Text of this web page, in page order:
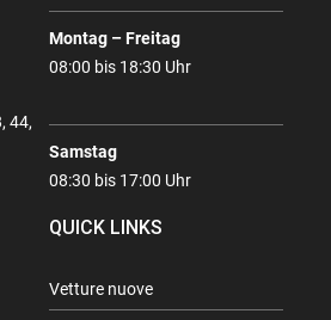
44,
Montag – Freitag
08:00 bis 18:30 Uhr
Samstag
08:30 bis 17:00 Uhr
QUICK LINKS
Vetture nuove